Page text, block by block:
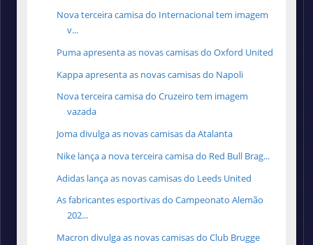
Nova terceira camisa do Internacional tem imagem
v...
Puma apresenta as novas camisas do Oxford United
Kappa apresenta as novas camisas do Napoli
Nova terceira camisa do Cruzeiro tem imagem
vazada
Joma divulga as novas camisas da Atalanta
Nike lança a nova terceira camisa do Red Bull Brag...
Adidas lança as novas camisas do Leeds United
As fabricantes esportivas do Campeonato Alemão
202...
Macron divulga as novas camisas do Club Brugge